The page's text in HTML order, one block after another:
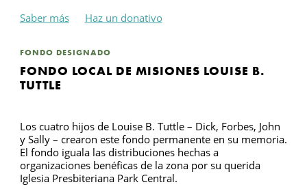
Saber más Haz un donativo
FONDO DESIGNADO
FONDO LOCAL DE MISIONES LOUISE B.
TUTTLE
Los cuatro hijos de Louise B. Tuttle – Dick, Forbes, John
y Sally – crearon este fondo permanente en su memoria.
El fondo iguala las distribuciones hechas a
organizaciones benéficas de la zona por su querida
Iglesia Presbiteriana Park Central.